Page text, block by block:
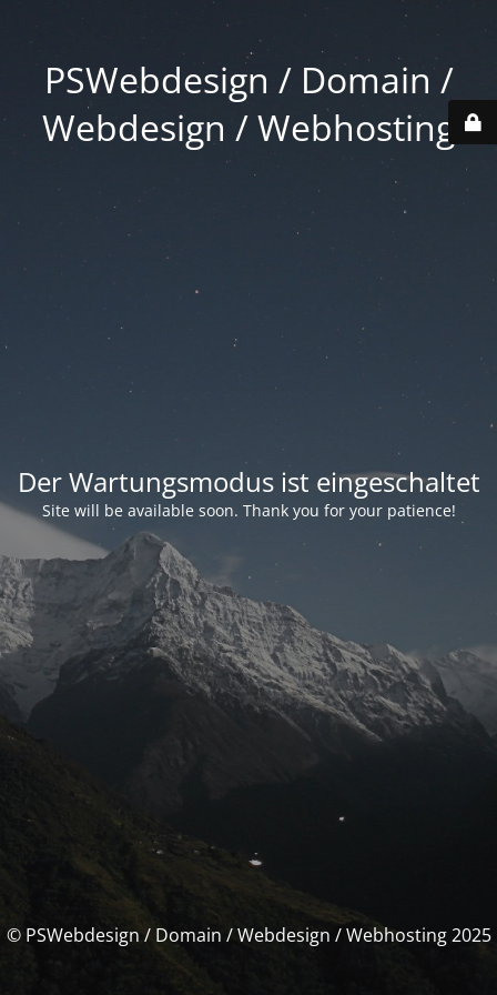
PSWebdesign / Domain /
Webdesign / Webhosting
Der Wartungsmodus ist eingeschaltet
Site will be available soon. Thank you for your patience!
© PSWebdesign / Domain / Webdesign / Webhosting 2025